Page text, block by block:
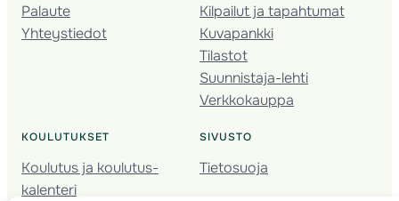
Palaute
Yhteystiedot
Kilpailut ja tapahtumat
Kuvapankki
Tilastot
Suunnistaja-lehti
Verkkokauppa
KOULUTUKSET
Koulutus ja koulutus­
kalenteri
SIVUSTO
Tietosuoja